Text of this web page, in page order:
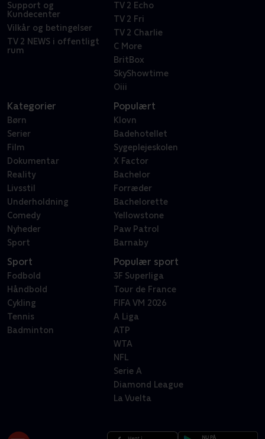
Support og
Kundecenter
Vilkår og betingelser
TV 2 NEWS i offentligt
rum
TV 2 Echo
TV 2 Fri
TV 2 Charlie
C More
BritBox
SkyShowtime
Oiii
Kategorier
Børn
Serier
Film
Dokumentar
Reality
Livsstil
Underholdning
Comedy
Nyheder
Sport
Populært
Klovn
Badehotellet
Sygeplejeskolen
X Factor
Bachelor
Forræder
Bachelorette
Yellowstone
Paw Patrol
Barnaby
Sport
Fodbold
Håndbold
Cykling
Tennis
Badminton
Populær sport
3F Superliga
Tour de France
FIFA VM 2026
A Liga
ATP
WTA
NFL
Serie A
Diamond League
La Vuelta